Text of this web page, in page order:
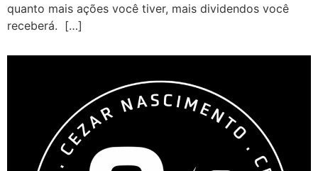
quanto mais ações você tiver, mais dividendos você
receberá. […]